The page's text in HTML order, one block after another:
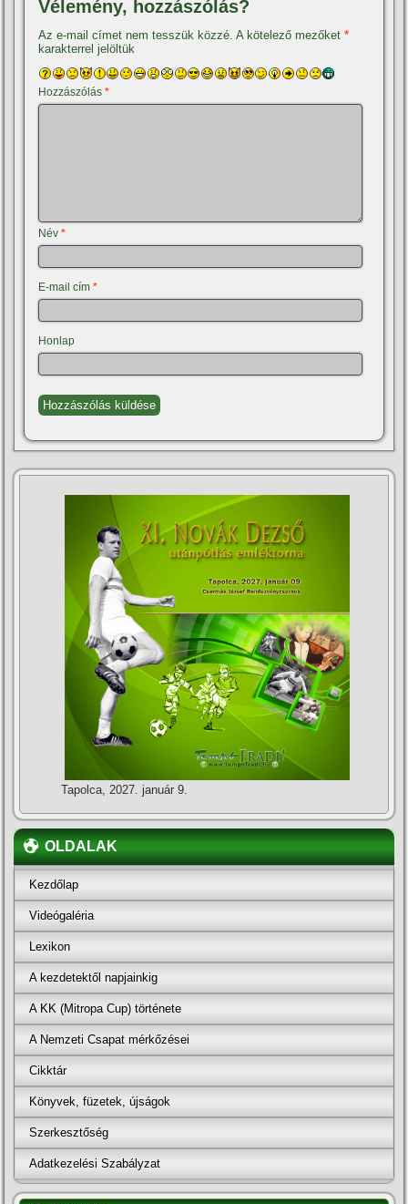
Vélemény, hozzászólás?
Az e-mail címet nem tesszük közzé. A kötelező mezőket*
karakterrel jelöltük
Hozzászólás*
Név*
E-mail cím*
Honlap
Tapolca, 2027. január 9.
OLDALAK
Kezdőlap
Videógaléria
Lexikon
A kezdetektől napjainkig
A KK (Mitropa Cup) története
A Nemzeti Csapat mérkőzései
Cikktár
Könyvek, füzetek, újságok
Szerkesztőség
Adatkezelési Szabályzat